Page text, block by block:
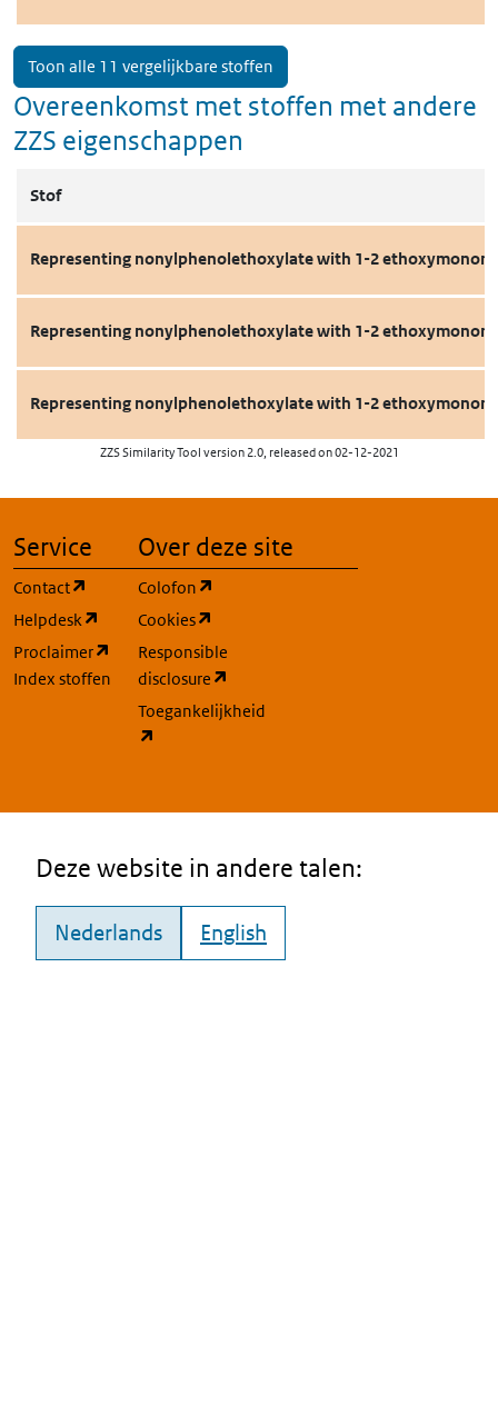
Toon alle 11 vergelijkbare stoffen
Overeenkomst met stoffen met andere
ZZS eigenschappen
Stof
Representing nonylphenolethoxylate with 1-2
Representing nonylphenolethoxylate with 1-2
Representing nonylphenolethoxylate with 1-2
ZZS Similarity Tool version 2.0, released on 02-12-2021
Service
Contact
(opent in een nieuw tabblad)
Helpdesk
(opent in een nieuw tabblad)
Proclaimer
(opent in een nieuw tabblad)
Index stoffen
Over deze site
Colofon
Cookies
Responsible
disclosure
Toegankelijkheid
Deze website in andere talen:
Nederlands English